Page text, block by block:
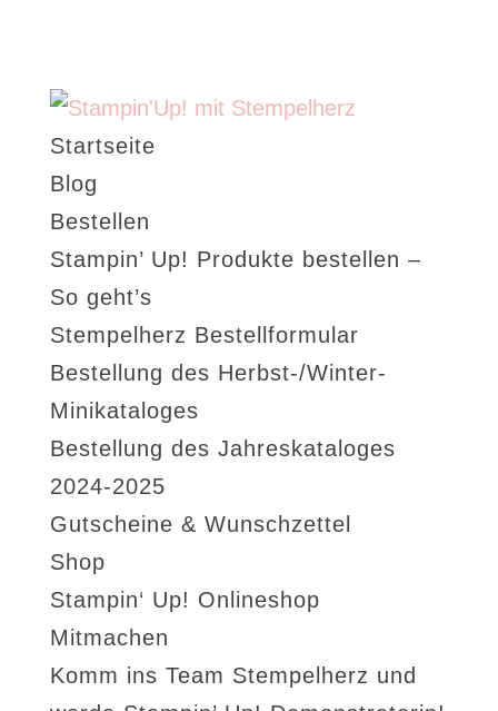
Startseite
Blog
Bestellen
Stampin’ Up! Produkte bestellen –
So geht’s
Stempelherz Bestellformular
Bestellung des Herbst-/Winter-
Minikataloges
Bestellung des Jahreskataloges
2024-2025
Gutscheine & Wunschzettel
Shop
Stampin‘ Up! Onlineshop
Mitmachen
Komm ins Team Stempelherz und